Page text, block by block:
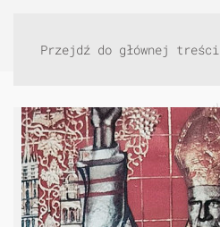
Przejdź do głównej treści